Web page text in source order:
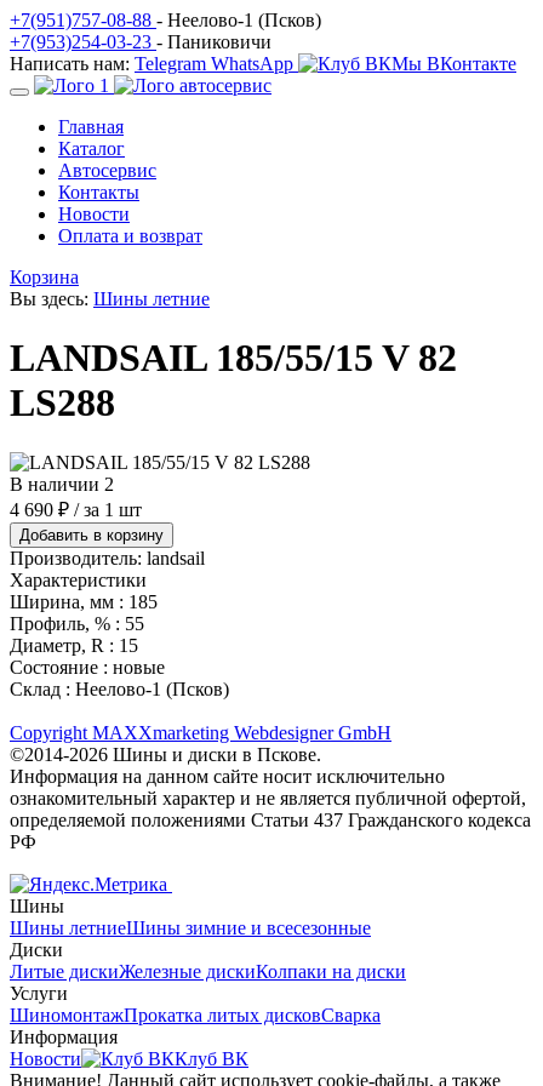
+7(951)757-08-88 - Неелово-1 (Псков)
+7(953)254-03-23 - Паниковичи
Написать нам: Telegram WhatsApp Мы ВКонтакте
Главная
Каталог
Автосервис
Контакты
Новости
Оплата и возврат
Корзина
Вы здесь: Шины летние
LANDSAIL 185/55/15 V 82
LS288
В наличии 2
4 690 ₽ / за 1 шт
Добавить в корзину
Производитель: landsail
Характеристики
Ширина, мм : 185
Профиль, % : 55
Диаметр, R : 15
Состояние : новые
Склад : Неелово-1 (Псков)
Copyright MAXXmarketing Webdesigner GmbH
©2014-2026 Шины и диски в Пскове.
Информация на данном сайте носит исключительно
ознакомительный характер и не является публичной офертой,
определяемой положениями Статьи 437 Гражданского кодекса
РФ
Шины
Шины летниеШины зимние и всесезонные
Диски
Литые дискиЖелезные дискиКолпаки на диски
Услуги
ШиномонтажПрокатка литых дисковСварка
Информация
Новости
Клуб ВК
Внимание! Данный сайт использует cookie-файлы, а также